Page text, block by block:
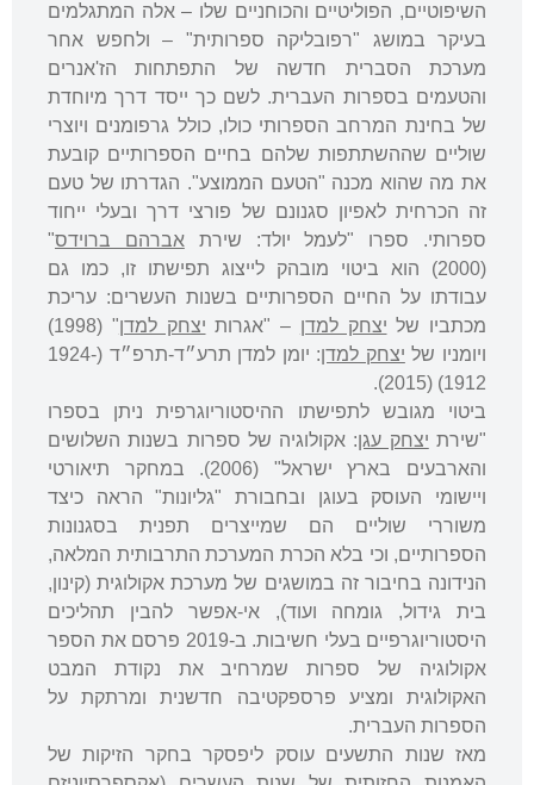
השיפוטיים, הפוליטיים והכוחניים שלו – אלה המתגלמים
בעיקר במושג "רפובליקה ספרותית" – ולחפש אחר
מערכת הסברית חדשה של התפתחות הז'אנרים
והטעמים בספרות העברית. לשם כך ייסד דרך מיוחדת
של בחינת המרחב הספרותי כולו, כולל גרפומנים ויוצרי
שוליים שההשתתפות שלהם בחיים הספרותיים קובעת
את מה שהוא מכנה "הטעם הממוצע". הגדרתו של טעם
זה הכרחית לאפיון סגנונם של פורצי דרך ובעלי ייחוד
ספרותי. ספרו "לעמל יולד: שירתאברהם ברוידס"
(2000) הוא ביטוי מובהק לייצוג תפישתו זו, כמו גם
עבודתו על החיים הספרותיים בשנות העשרים: עריכת
מכתביו של יצחק למדן – "אגרות יצחק למדן
" (1998)
ויומניו של יצחק למדן
: יומן למדן תרע״ד-תרפ״ד (1924-
1912) (2015).
ביטוי מגובש לתפישתו ההיסטוריוגרפית ניתן בספרו
"שירת יצחק עגן: אקולוגיה של ספרות בשנות השלושים
והארבעים בארץ ישראל" (2006). במחקר תיאורטי
ויישומי העוסק בעוגן ובחבורת "גליונות" הראה כיצד
משוררי שוליים הם שמייצרים תפנית בסגנונות
הספרותיים, וכי בלא הכרת המערכת התרבותית המלאה,
הנידונה בחיבור זה במושגים של מערכת אקולוגית (קינון,
בית גידול, גומחה ועוד), אי-אפשר להבין תהליכים
היסטוריוגרפיים בעלי חשיבות. ב-2019 פרסם את הספר
אקולוגיה של ספרות שמרחיב את נקודת המבט
האקולוגית ומציע פרספקטיבה חדשנית ומרתקת על
הספרות העברית.
מאז שנות התשעים עוסק ליפסקר בחקר הזיקות של